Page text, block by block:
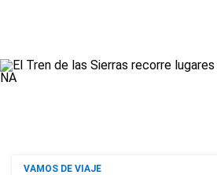
VAMOS DE VIAJE